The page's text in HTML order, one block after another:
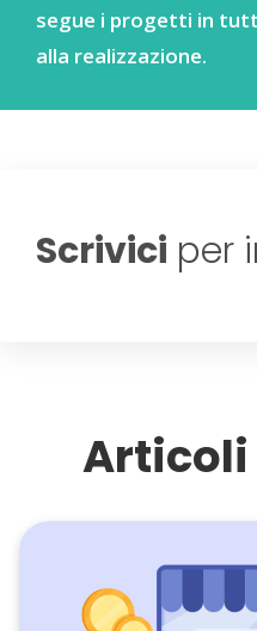
segue i progetti in
alla realizzazione.
Scrivici per